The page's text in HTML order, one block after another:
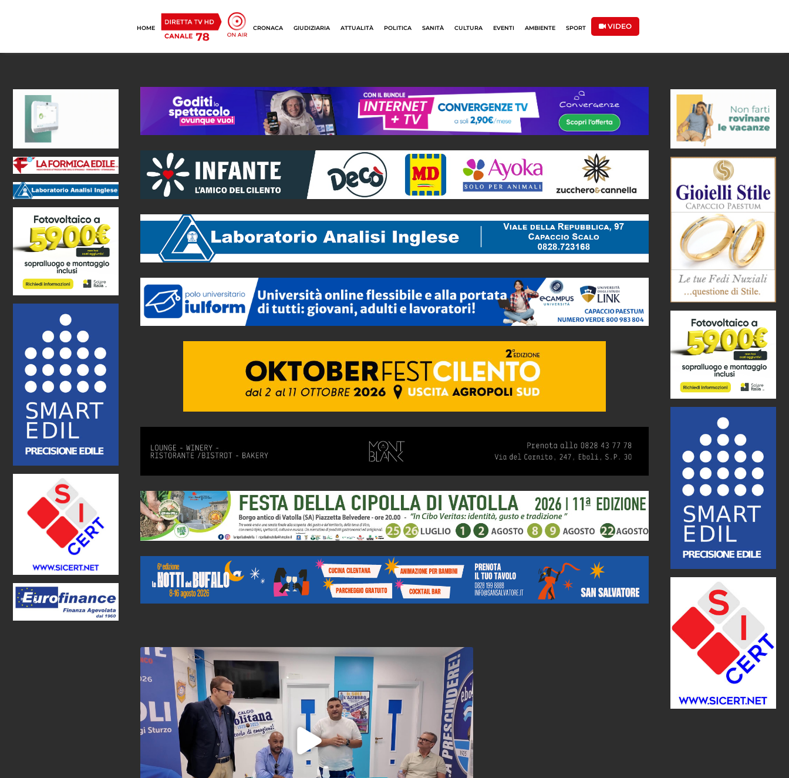
HOME CRONACA GIUDIZIARIA ATTUALITÀ POLITICA SANITÀ CULTURA EVENTI AMBIENTE SPORT VIDEO